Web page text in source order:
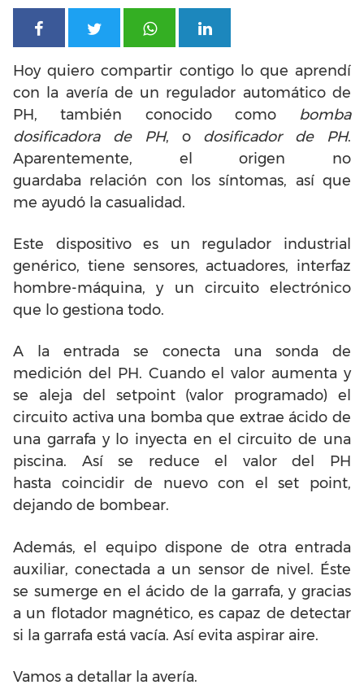
Hoy quiero compartir contigo lo que aprendí
con la avería de un regulador automático de
PH, también conocido como bomba
dosificadora de PH, o dosificador de PH.
Aparentemente, el origen no
guardaba relación con los síntomas, así que
me ayudó la casualidad.
Este dispositivo es un regulador industrial
genérico, tiene sensores, actuadores, interfaz
hombre-máquina, y un circuito electrónico
que lo gestiona todo.
A la entrada se conecta una sonda de
medición del PH. Cuando el valor aumenta y
se aleja del setpoint (valor programado) el
circuito activa una bomba que extrae ácido de
una garrafa y lo inyecta en el circuito de una
piscina. Así se reduce el valor del PH
hasta coincidir de nuevo con el set point,
dejando de bombear.
Además, el equipo dispone de otra entrada
auxiliar, conectada a un sensor de nivel. Éste
se sumerge en el ácido de la garrafa, y gracias
a un flotador magnético, es capaz de detectar
si la garrafa está vacía. Así evita aspirar aire.
Vamos a detallar la avería.